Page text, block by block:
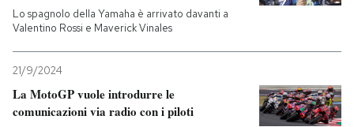
Lo spagnolo della Yamaha è arrivato davanti a
Valentino Rossi e Maverick Vinales
21/9/2024
La MotoGP vuole introdurre le
comunicazioni via radio con i piloti